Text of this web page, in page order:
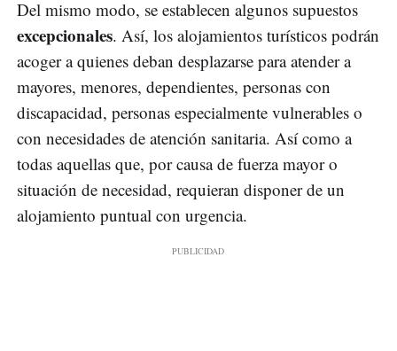
Del mismo modo, se establecen algunos supuestos
excepcionales. Así, los alojamientos turísticos podrán
acoger a quienes deban desplazarse para atender a
mayores, menores, dependientes, personas con
discapacidad, personas especialmente vulnerables o
con necesidades de atención sanitaria. Así como a
todas aquellas que, por causa de fuerza mayor o
situación de necesidad, requieran disponer de un
alojamiento puntual con urgencia.